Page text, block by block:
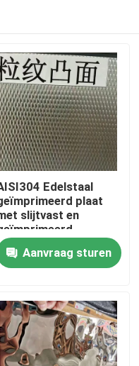
Edelstaal
plaat
slijtvast en
voor
toepassingen
Aanvraag sturen